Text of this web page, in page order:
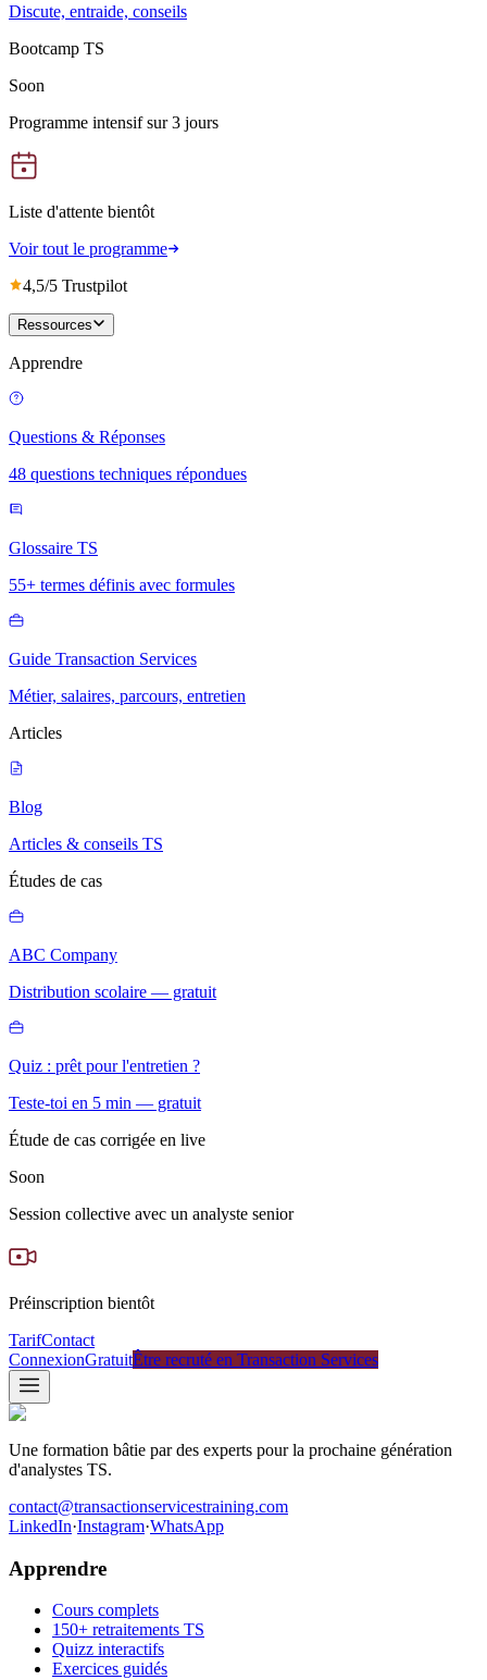
Discute, entraide, conseils
Bootcamp TS
Soon
Programme intensif sur 3 jours
Liste d'attente bientôt
Voir tout le programme
4,5/5 Trustpilot
Ressources
Apprendre
Questions & Réponses
48 questions techniques répondues
Glossaire TS
55+ termes définis avec formules
Guide Transaction Services
Métier, salaires, parcours, entretien
Articles
Blog
Articles & conseils TS
Études de cas
ABC Company
Distribution scolaire — gratuit
Quiz : prêt pour l'entretien ?
Teste-toi en 5 min — gratuit
Étude de cas corrigée en live
Soon
Session collective avec un analyste senior
Préinscription bientôt
TarifContact
ConnexionGratuitÊtre recruté en Transaction Services
Une formation bâtie par des experts pour la prochaine génération
d'analystes TS.
contact@transactionservicestraining.com
LinkedIn·Instagram·WhatsApp
Apprendre
Cours complets
150+ retraitements TS
Quizz interactifs
Exercices guidés